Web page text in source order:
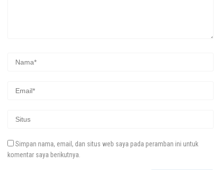
Simpan nama, email, dan situs web saya pada peramban ini untuk
komentar saya berikutnya.